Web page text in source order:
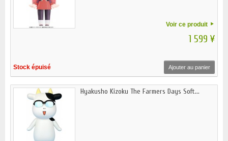
Voir ce produit
1 599 ¥
Stock épuisé Ajouter au panier
Hyakusho Kizoku The Farmers Days Soft...